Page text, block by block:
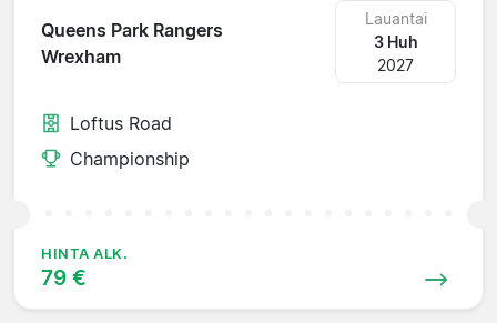
Queens Park Rangers
Wrexham
Lauantai
3 Huh
2027
Loftus Road
Championship
HINTA ALK.
79 €